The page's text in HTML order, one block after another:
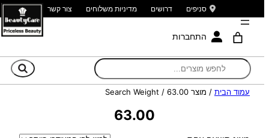
סניפים דרושים מדיניות משלוחים צור קשר
התחברות
עמוד הבית / מוצר Search Weight / 63.00
63.00